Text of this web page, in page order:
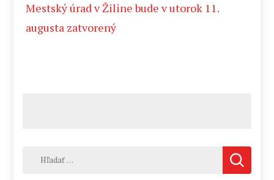
Mestský úrad v Žiline bude v utorok 11.
augusta zatvorený
Hľadať: